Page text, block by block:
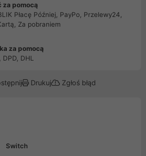
za pomocą
Płacę Później, PayPo, Przelewy24,
Za pobraniem
za pomocą
DHL
Drukuj Zgłoś błąd
Switch